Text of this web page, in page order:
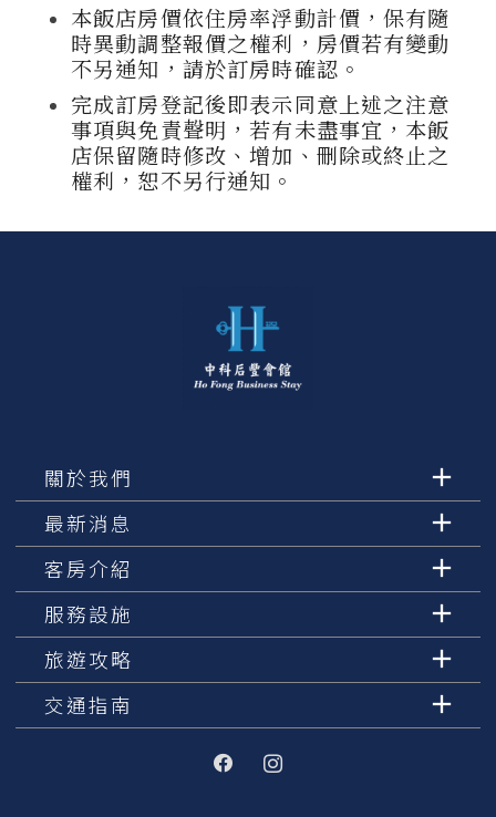
本飯店房價依住房率浮動計價，保有隨
時異動調整報價之權利，房價若有變動
不另通知，請於訂房時確認。
完成訂房登記後即表示同意上述之注意
事項與免責聲明，若有未盡事宜，本飯
店保留隨時修改、增加、刪除或終止之
權利，恕不另行通知。
關於我們
最新消息
客房介紹
服務設施
旅遊攻略
交通指南